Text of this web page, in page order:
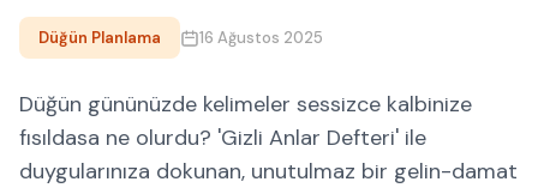
Düğün Planlama 16 Ağustos 2025
Düğün gününüzde kelimeler sessizce kalbinize
fısıldasa ne olurdu? 'Gizli Anlar Defteri' ile
duygularınıza dokunan, unutulmaz bir gelin-damat